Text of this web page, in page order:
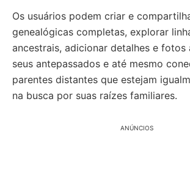
Os usuários podem criar e
genealógicas completas, explorar
ancestrais, adicionar detalhes e fotos
seus antepassados e até mesmo
parentes distantes que estejam
na busca por suas raízes familiares.
ANÚNCIOS